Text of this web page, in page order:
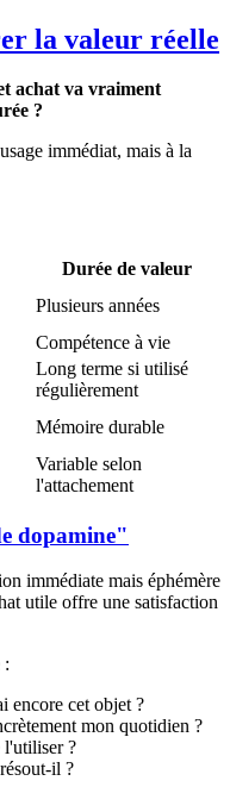
la valeur réelle
achat va vraiment
?
immédiat, mais à la
Durée de valeur
Plusieurs années
Compétence à vie
Long terme si utilisé
régulièrement
Mémoire durable
Variable selon
l'attachement
dopamine"
immédiate mais éphémère
utile offre une satisfaction
:
encore cet objet ?
mon quotidien ?
l'utiliser ?
il ?